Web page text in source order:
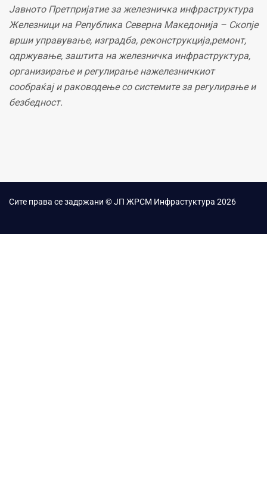
Јавното Претпријатие за железничка инфраструктура
Железници на Република Северна Македонија – Скопје
врши управување, изградба, реконструкција,ремонт,
одржување, заштита на железничка инфраструктура,
организирање и регулирање нажелезничкиот
сообраќај и раководење со системите за регулирање и
безбедност.
Сите права се задржани © ЈП ЖРСМ Инфрастуктура 2026